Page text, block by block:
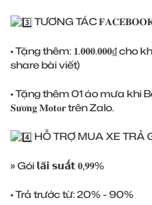
TƯƠNG TÁC
• Tặng thêm: 𝟏.𝟎𝟎𝟎.𝟎𝟎𝟎₫
share bài viết)
• Tặng thêm 01 áo mưa khi
𝐒𝐮̛𝐨̛𝐧𝐠 𝐌𝐨𝐭𝐨𝐫 trên Zalo.
HỖ TRỢ MUA XE TRẢ
» Gói 𝗹𝗮̃𝗶 𝘀𝘂𝗮̂́𝘁 𝟎,𝟗𝟗%
• Trả trước từ: 20% - 90%